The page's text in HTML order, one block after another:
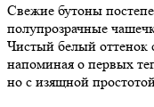
Свежие бутоны
полупрозрачные
Чистый белый оттенок
напоминая о первых
но с изящной